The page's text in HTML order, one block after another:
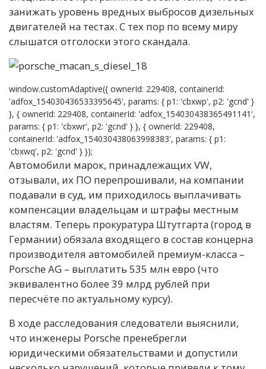
занижать уровень вредных выбросов дизельных
двигателей на тестах. С тех пор по всему миру
слышатся отголоски этого скандала.
window.customAdaptive({ ownerId: 229408, containerId:
'adfox_154030436533395645', params: { p1: 'cbxwp', p2: 'gcnd' }
}, { ownerId: 229408, containerId: 'adfox_154030438365491141',
params: { p1: 'cbxwr', p2: 'gcnd' } }, { ownerId: 229408,
containerId: 'adfox_154030438063998383', params: { p1:
'cbxwq', p2: 'gcnd' } });
Автомобили марок, принадлежащих VW,
отзывали, их ПО перепрошивали, на компании
подавали в суд, им приходилось выплачивать
компенсации владельцам и штрафы местным
властям. Теперь прокуратура Штутгарта (город в
Германии) обязала входящего в состав концерна
производителя автомобилей премиум-класса –
Porsche AG – выплатить 535 млн евро (что
эквивалентно более 39 млрд рублей при
пересчёте по актуальному курсу).
В ходе расследования следователи выяснили,
что инженеры Porsche пренебрегли
юридическими обязательствами и допустили